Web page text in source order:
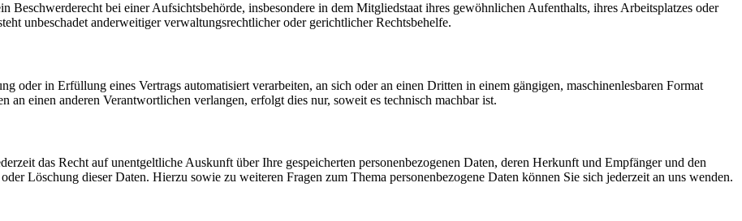
bei einer Aufsichtsbehörde, insbesondere in dem Mitgliedstaat ihres gewöhnlichen Aufenthalts, ihres Arbeitsplatzes oder
unbeschadet anderweitiger verwaltungsrechtlicher oder gerichtlicher Rechtsbehelfe.
oder in Erfüllung eines Vertrags automatisiert verarbeiten, an sich oder an einen Dritten in einem gängigen, maschinenlesbaren Format
an einen anderen Verantwortlichen verlangen, erfolgt dies nur, soweit es technisch machbar ist.
das Recht auf unentgeltliche Auskunft über Ihre gespeicherten personenbezogenen Daten, deren Herkunft und Empfänger und den
Löschung dieser Daten. Hierzu sowie zu weiteren Fragen zum Thema personenbezogene Daten können Sie sich jederzeit an uns wenden.